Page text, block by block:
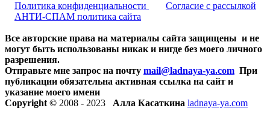
Политика конфиденциальности
Согласие с рассылкой
АНТИ-СПАМ политика сайта
Все авторские права на материалы сайта защищены и не
могут быть использованы никак и нигде без моего личного
разрешения.
Отправьте мне запрос на почту mail@ladnaya-ya.com При
публикации обязательна активная ссылка на сайт и
указание моего имени
Copyright © 2008 - 2023 Алла Касаткина ladnaya-ya.com